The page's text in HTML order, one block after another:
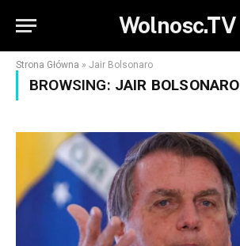
Wolnosc.TV
Strona Główna » Jair Bolsonaro
BROWSING: JAIR BOLSONARO